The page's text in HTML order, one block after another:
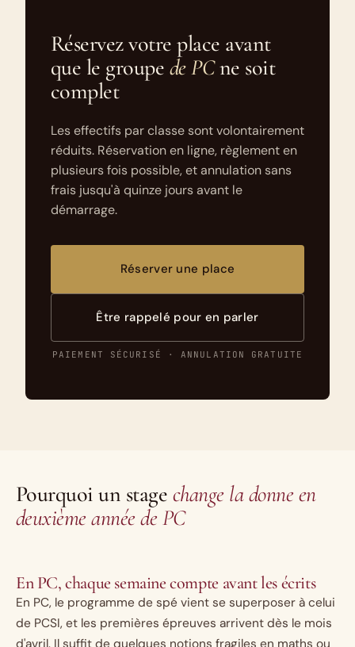
Réservez votre place avant
que le groupe de PCne soit
complet
Les effectifs par classe sont volontairement
réduits. Réservation en ligne, règlement en
plusieurs fois possible, et annulation sans
frais jusqu'à quinze jours avant le
démarrage.
Réserver une place
Être rappelé pour en parler
PAIEMENT SÉCURISÉ · ANNULATION GRATUITE
Pourquoi un stage change la donne en
deuxième année de PC
En PC, chaque semaine compte avant les écrits
En PC, le programme de spé vient se superposer à celui
de PCSI, et les premières épreuves arrivent dès le mois
d'avril. Il suffit de quelques notions fragiles en maths ou